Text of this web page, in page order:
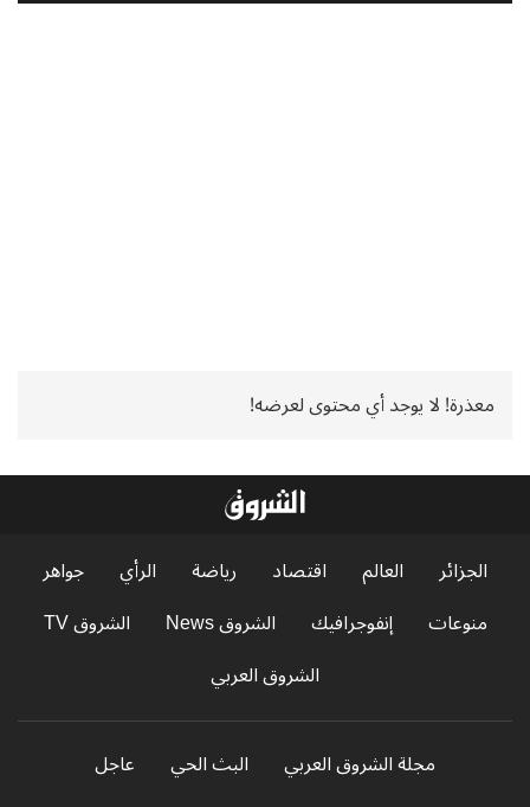
معذرة! لا يوجد أي محتوى لعرضه!
الجزائر العالم اقتصاد رياضة الرأي
جواهر
منوعات
إنفوجرافيك الشروق News
الشروق TV
الشروق العربي
مجلة الشروق العربي البث الحي
عاجل